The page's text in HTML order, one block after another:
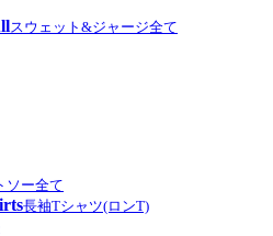
スウェット&ジャージ全て
ソー全て
長袖Tシャツ(ロンT)